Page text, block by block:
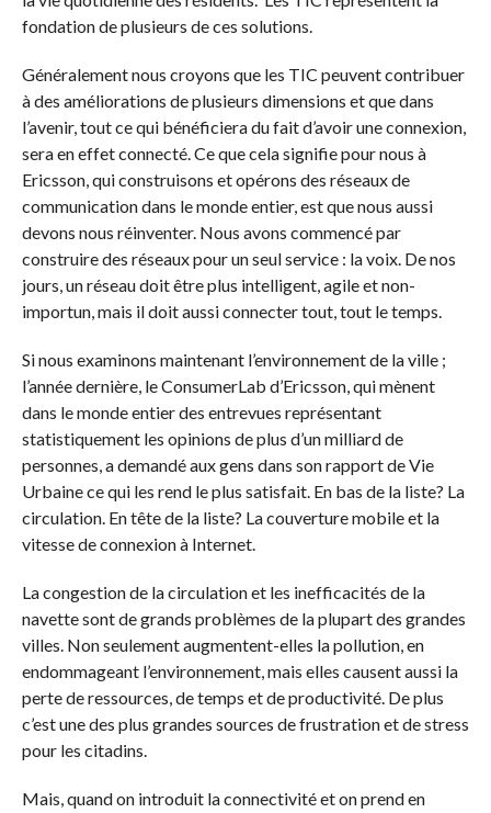
fondation de plusieurs de ces solutions.
Généralement nous croyons que les TIC peuvent contribuer
à des améliorations de plusieurs dimensions et que dans
l’avenir, tout ce qui bénéficiera du fait d’avoir une connexion,
sera en effet connecté. Ce que cela signifie pour nous à
Ericsson, qui construisons et opérons des réseaux de
communication dans le monde entier, est que nous aussi
devons nous réinventer. Nous avons commencé par
construire des réseaux pour un seul service : la voix. De nos
jours, un réseau doit être plus intelligent, agile et non-
importun, mais il doit aussi connecter tout, tout le temps.
Si nous examinons maintenant l’environnement de la ville ;
l’année dernière, le ConsumerLab d’Ericsson, qui mènent
dans le monde entier des entrevues représentant
statistiquement les opinions de plus d’un milliard de
personnes, a demandé aux gens dans son rapport de Vie
Urbaine ce qui les rend le plus satisfait. En bas de la liste? La
circulation. En tête de la liste? La couverture mobile et la
vitesse de connexion à Internet.
La congestion de la circulation et les inefficacités de la
navette sont de grands problèmes de la plupart des grandes
villes. Non seulement augmentent-elles la pollution, en
endommageant l’environnement, mais elles causent aussi la
perte de ressources, de temps et de productivité. De plus
c’est une des plus grandes sources de frustration et de stress
pour les citadins.
Mais, quand on introduit la connectivité et on prend en